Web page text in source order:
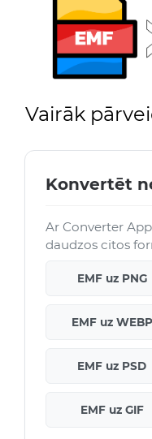
Vairāk
Konvertēt
Ar Converter
daudzos citos
EMF uz PNG
EMF uz WEBP
EMF uz PSD
EMF uz GIF